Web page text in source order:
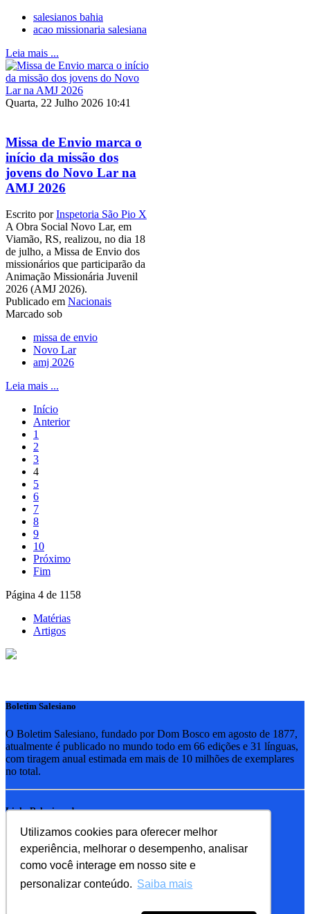
Utilizamos cookies para oferecer melhor
experiência, melhorar o desempenho, analisar
como você interage em nosso site e
personalizar conteúdo. Saiba mais
salesianos bahia
acao missionaria salesiana
Leia mais ...
Quarta, 22 Julho 2026 10:41
Missa de Envio marca o
início da missão dos
jovens do Novo Lar na
AMJ 2026
Escrito porInspetoria São Pio X
A Obra Social Novo Lar, em
Viamão, RS, realizou, no dia 18
de julho, a Missa de Envio dos
missionários que participarão da
Animação Missionária Juvenil
2026 (AMJ 2026).
Publicado em Nacionais
Marcado sob
missa de envio
Novo Lar
amj 2026
Leia mais ...
Início
Anterior
1
2
3
4
5
6
7
8
9
10
Próximo
Fim
Página 4 de 1158
Matérias
Artigos
Boletim Salesiano
O Boletim Salesiano, fundado por Dom Bosco em agosto de 1877,
atualmente é publicado no mundo todo em 66 edições e 31 línguas,
com tiragem anual estimada em mais de 10 milhões de exemplares
no total.
Links Relacionados
RSB - Rede Salesiana Brasil
EDEBE - Editora
UPV - União pela Vida
Familia Salesiana